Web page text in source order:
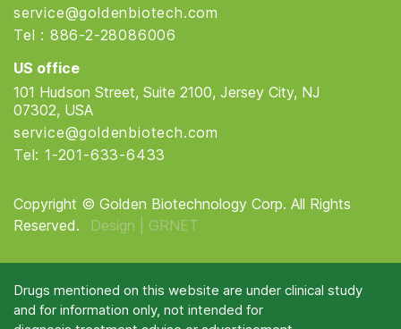
service@goldenbiotech.com
Tel : 886-2-28086006
US office
101 Hudson Street, Suite 2100, Jersey City, NJ
07302, USA
service@goldenbiotech.com
Tel: 1-201-633-6433
Copyright © Golden Biotechnology Corp. All Rights
Reserved.
Design | GRNET
Drugs mentioned on this website are under clinical study
and for information only, not intended for